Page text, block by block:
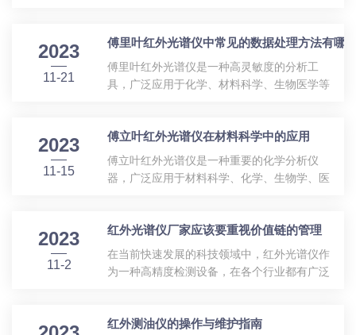
机污染物的浓度。该仪器具有操作简便、测量
准确、重复性好、稳定性高等优点，能够快
速、准确地测量水样中的石油类、动植物油类
环境样品的监测。在环保监测领域，全自动红
测、水质改善等提供可靠的支持。同时，该仪
器也...
2023
11-21
傅里叶红外光谱仪中常见的数据处理方法有哪
傅里叶红外光谱仪是一种高灵敏度的分析工
具，广泛应用于化学、材料科学、生物医学等
有意义的结果。1、傅里叶变换傅里叶变换是
一种将时域信号转换为频域信号的数学方法，
可以将红外光谱仪中采集到的时间域信号转换
据。2、噪声滤波在红外光谱仪测量中，由于
包含噪声。为了减小这些噪声对分析结果的影
响，...
2023
11-15
傅立叶红外光谱仪在材料科学中的应用
傅立叶红外光谱仪是一种重要的化学分析仪
器，广泛应用于材料科学、化学、生物学、医
料的表征、鉴别以及反应机理的研究具有重要
意义。一、红外光谱仪的工作原理傅立叶红外
光谱仪主要利用红外光照射样品，测量样品对
或透过情况进行测量，可以得到样品的红外光
2023
11-2
红外光谱仪厂家应该要重视价值链的管理
在当前快速发展的科技领域中，红外光谱仪作
为一种高精度检测设备，在各个行业都有广泛
户对于产品质量和价格的要求。因此，针对这
红外测油仪的操作与维护指南